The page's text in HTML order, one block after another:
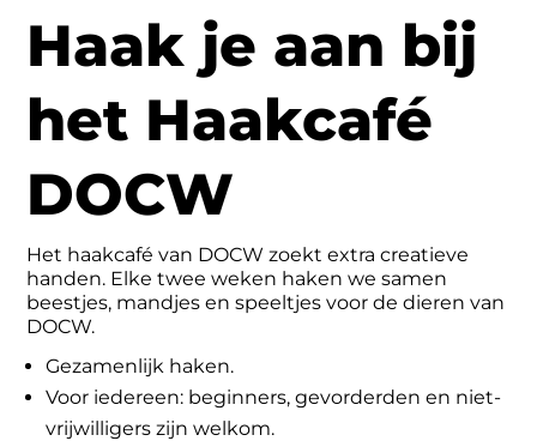
Haak je aan bij
het Haakcafé
DOCW
Het haakcafé van DOCW zoekt extra creatieve
handen. Elke twee weken haken we samen
beestjes, mandjes en speeltjes voor de dieren van
DOCW.
Gezamenlijk haken.
Voor iedereen: beginners, gevorderden en niet-
vrijwilligers zijn welkom.